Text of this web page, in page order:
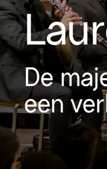
De
een